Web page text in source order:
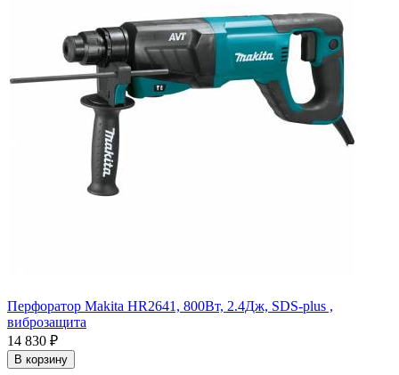
Перфоратор Makita HR2641, 800Вт, 2.4Дж, SDS-plus ,
виброзащита
14 830 ₽
В корзину